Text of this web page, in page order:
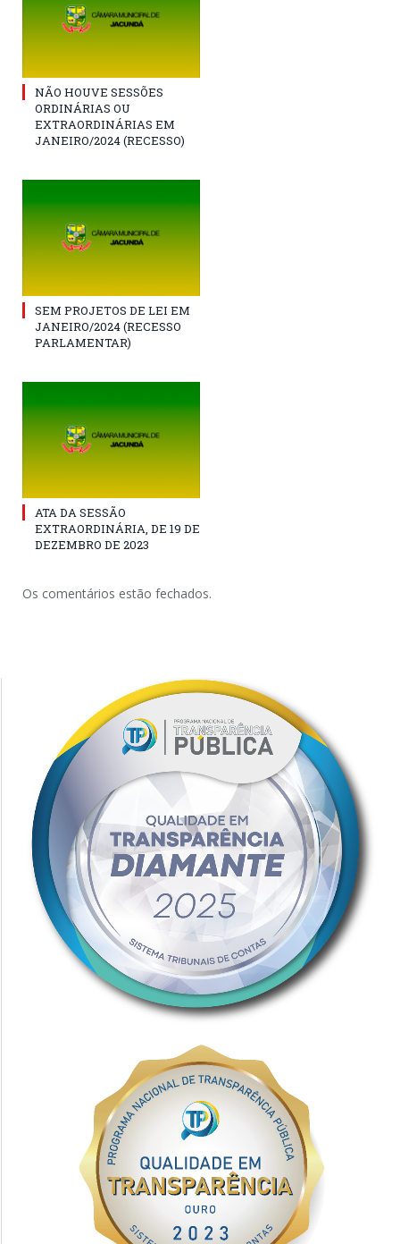
NÃO HOUVE SESSÕES
ORDINÁRIAS OU
EXTRAORDINÁRIAS EM
JANEIRO/2024 (RECESSO)
SEM PROJETOS DE LEI EM
JANEIRO/2024 (RECESSO
PARLAMENTAR)
ATA DA SESSÃO
EXTRAORDINÁRIA, DE 19 DE
DEZEMBRO DE 2023
Os comentários estão fechados.